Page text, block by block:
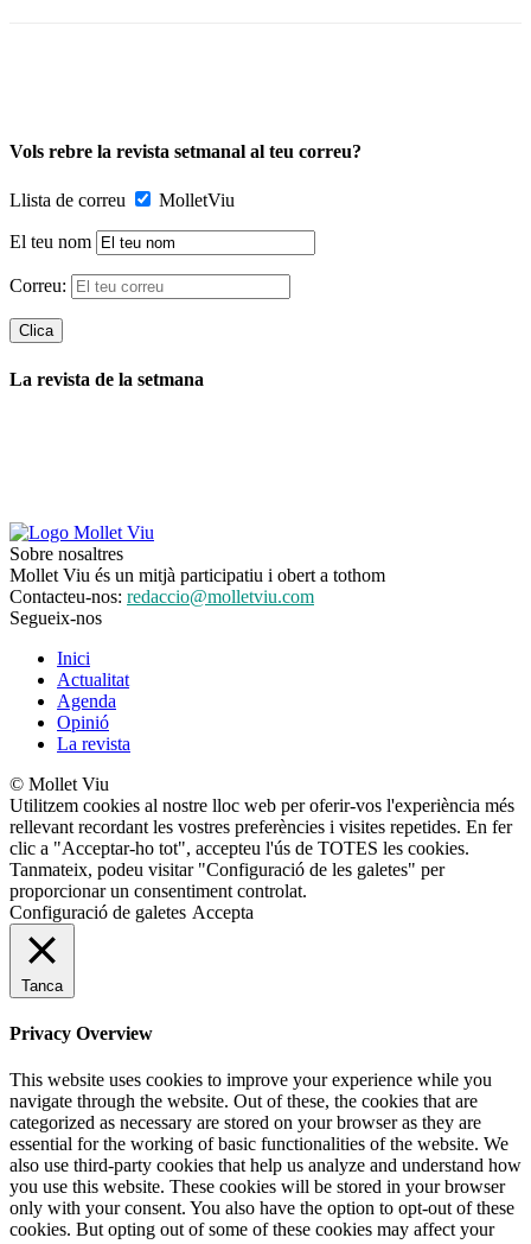
Vols rebre la revista setmanal al teu correu?
Llista de correu MolletViu
El teu nom
Correu:
La revista de la setmana
Sobre nosaltres
Mollet Viu és un mitjà participatiu i obert a tothom
Contacteu-nos: redaccio@molletviu.com
Segueix-nos
Inici
Actualitat
Agenda
Opinió
La revista
© Mollet Viu
Utilitzem cookies al nostre lloc web per oferir-vos l'experiència més
rellevant recordant les vostres preferències i visites repetides. En fer
clic a "Acceptar-ho tot", accepteu l'ús de TOTES les cookies.
Tanmateix, podeu visitar "Configuració de les galetes" per
proporcionar un consentiment controlat.
Configuració de galetes Accepta
Tanca
Privacy Overview
This website uses cookies to improve your experience while you
navigate through the website. Out of these, the cookies that are
categorized as necessary are stored on your browser as they are
essential for the working of basic functionalities of the website. We
also use third-party cookies that help us analyze and understand how
you use this website. These cookies will be stored in your browser
only with your consent. You also have the option to opt-out of these
cookies. But opting out of some of these cookies may affect your